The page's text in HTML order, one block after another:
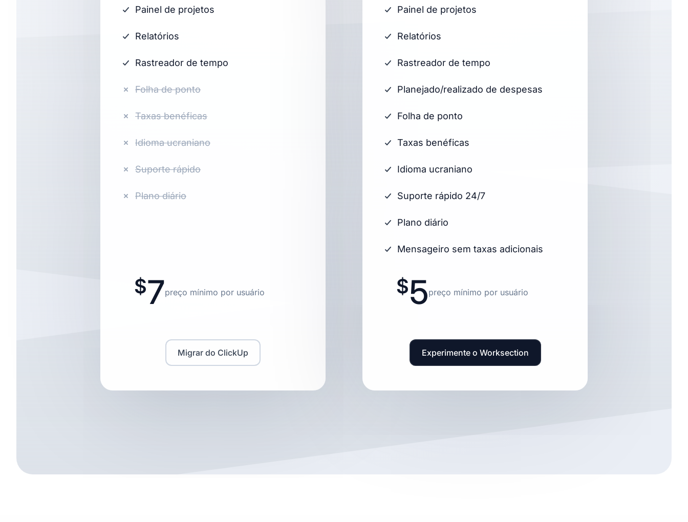
Painel de projetos
Relatórios
Rastreador de tempo
Folha de ponto
Taxas benéficas
Idioma ucraniano
Suporte rápido
Plano diário
7preço mínimo por usuário
Migrar do ClickUp
Painel de projetos
Relatórios
Rastreador de tempo
Planejado/realizado de despesas
Folha de ponto
Taxas benéficas
Idioma ucraniano
Suporte rápido 24/7
Plano diário
Mensageiro sem taxas adicionais
5preço mínimo por usuário
Experimente o Worksection